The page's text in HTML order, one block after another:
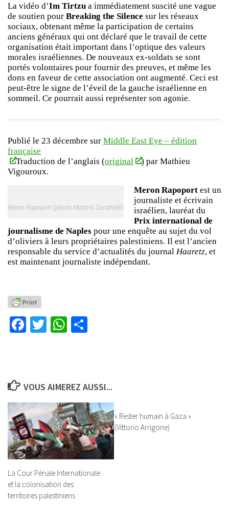
La vidéo d’Im Tirtzu a immédiatement suscité une vague
de soutien pour Breaking the Silence sur les réseaux
sociaux, obtenant même la participation de certains
anciens généraux qui ont déclaré que le travail de cette
organisation était important dans l’optique des valeurs
morales israéliennes. De nouveaux ex-soldats se sont
portés volontaires pour fournir des preuves, et même les
dons en faveur de cette association ont augmenté. Ceci est
peut-être le signe de l’éveil de la gauche israélienne en
sommeil. Ce pourrait aussi représenter son agonie.
Publié le 23 décembre sur Middle East Eye – édition
française
Traduction de l’anglais (original
) par Mathieu
Vigouroux.
Meron Rapoport (photo Martina Zanzinelli)
Meron Rapoport est un
journaliste et écrivain
israélien, lauréat du
Prix international de
journalisme de Naples pour une enquête au sujet du vol
d’oliviers à leurs propriétaires palestiniens. Il est l’ancien
responsable du service d’actualités du journal Haaretz, et
est maintenant journaliste indépendant.
Facebook
TwitterWhatsApp
VOUS AIMEREZ AUSSI...
La Cour Pénale Internationale
et la colonisation des
territoires palestiniens
« Rester humain à Gaza »
(Vittorio Arrigone)